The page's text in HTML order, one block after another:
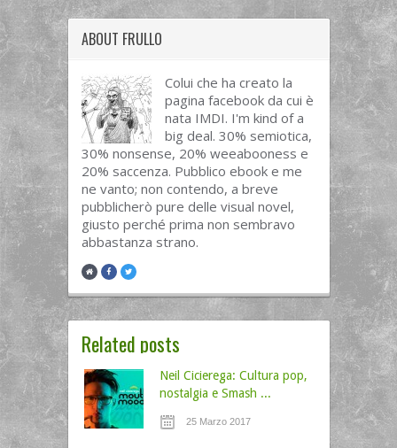
ABOUT FRULLO
Colui che ha creato la
pagina facebook da cui è
nata IMDI. I'm kind of a
big deal. 30% semiotica,
30% nonsense, 20% weeabooness e
20% saccenza. Pubblico ebook e me
ne vanto; non contendo, a breve
pubblicherò pure delle visual novel,
giusto perché prima non sembravo
abbastanza strano.
Related posts
Neil Cicierega: Cultura pop,
nostalgia e Smash ...
25 Marzo 2017